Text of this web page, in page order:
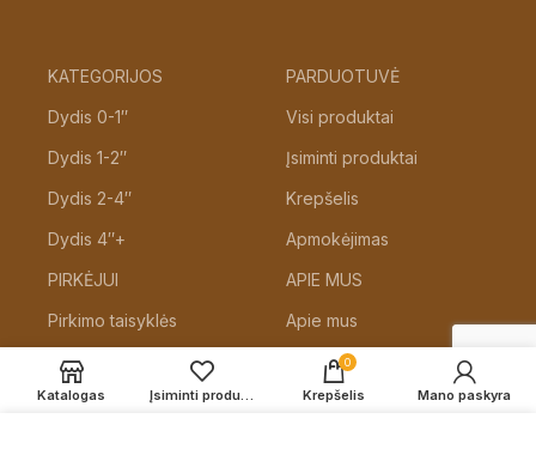
KATEGORIJOS
Dydis 0-1″
Dydis 1-2″
Dydis 2-4″
Dydis 4″+
PARDUOTUVĖ
Visi produktai
Įsiminti produktai
Krepšelis
Apmokėjimas
PIRKĖJUI
Pirkimo taisyklės
Pristatymas ir grąžinimas
Privatumo politika
APIE MUS
Apie mus
Kontaktai
Katalogas Įsiminti produktai
0
Krepšelis Mano paskyra